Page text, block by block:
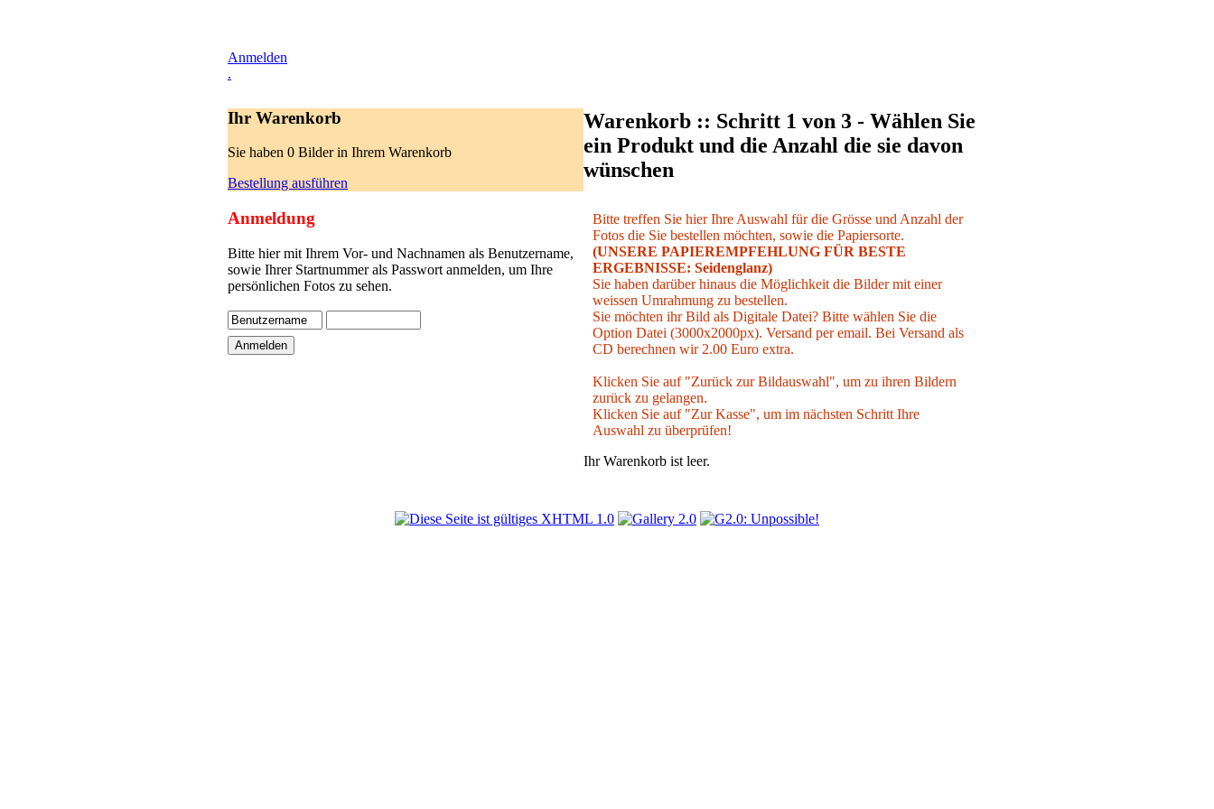
Anmelden
.
Ihr Warenkorb
Sie haben 0 Bilder in Ihrem Warenkorb
Bestellung ausführen
Anmeldung
Bitte hier mit Ihrem Vor- und Nachnamen als Benutzername,
sowie Ihrer Startnummer als Passwort anmelden, um Ihre
persönlichen Fotos zu sehen.
Warenkorb :: Schritt 1 von 3 - Wählen Sie
ein Produkt und die Anzahl die sie davon
wünschen
Bitte treffen Sie hier Ihre Auswahl für die Grösse und Anzahl der
Fotos die Sie bestellen möchten, sowie die Papiersorte.
(UNSERE PAPIEREMPFEHLUNG FÜR BESTE
ERGEBNISSE: Seidenglanz)
Sie haben darüber hinaus die Möglichkeit die Bilder mit einer
weissen Umrahmung zu bestellen.
Sie möchten ihr Bild als Digitale Datei? Bitte wählen Sie die
Option Datei (3000x2000px). Versand per email. Bei Versand als
CD berechnen wir 2.00 Euro extra.
Klicken Sie auf "Zurück zur Bildauswahl", um zu ihren Bildern
zurück zu gelangen.
Klicken Sie auf "Zur Kasse", um im nächsten Schritt Ihre
Auswahl zu überprüfen!
Ihr Warenkorb ist leer.